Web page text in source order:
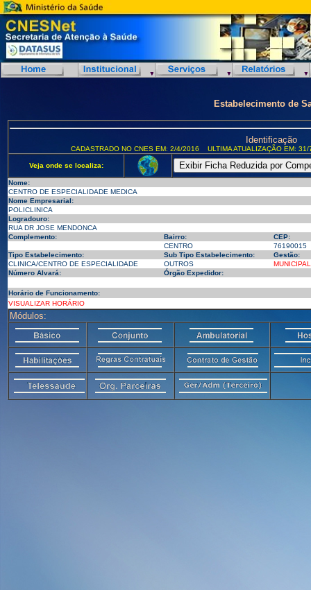
Estabelecimento de
Identificação
CADASTRADO NO CNES EM: 2/4/2016 ULTIMA ATUALIZAÇÃO EM:
Veja onde se localiza:
Nome:
CENTRO DE ESPECIALIDADE MEDICA
Nome Empresarial:
POLICLINICA
Logradouro:
RUA DR JOSE MENDONCA
Complemento:
Bairro:
CEP:
CENTRO
76190015
Tipo Estabelecimento:
Sub Tipo Estabelecimento:
Gestão:
CLINICA/CENTRO DE ESPECIALIDADE
OUTROS
MUNICIPAL
Número Alvará:
Órgão Expedidor:
Horário de Funcionamento:
VISUALIZAR HORÁRIO
Módulos: